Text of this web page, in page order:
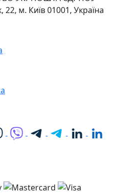
22, м. Київ01001, Україна